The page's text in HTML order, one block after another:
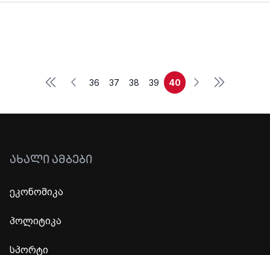
First Previous
36 37 38 39 40 Next Last
ᲐᲮᲐᲚᲘ ᲐᲛᲑᲔᲑᲘ
ეკონომიკა
პოლიტიკა
სპორტი